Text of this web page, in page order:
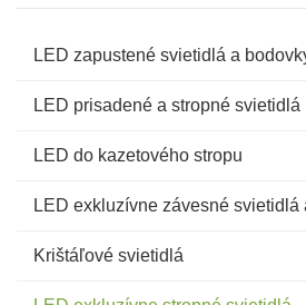
LED zapustené svietidlá a
LED prisadené a stropné svietidlá
LED do kazetového stropu
LED exkluzívne závesné svietidlá
Krištáľové svietidlá